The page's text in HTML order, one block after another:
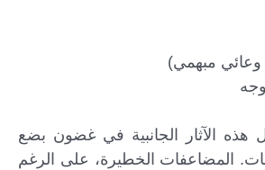
وعائي مبهمي)
هذه الآثار الجانبية في غضون بضع
المضاعفات الخطيرة، على الرغم